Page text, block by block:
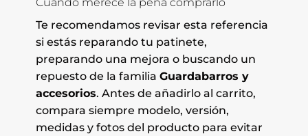
Te recomendamos revisar esta referencia
si estás reparando tu patinete,
preparando una mejora o buscando un
repuesto de la familia Guardabarros y
accesorios. Antes de añadirlo al carrito,
compara siempre modelo, versión,
medidas y fotos del producto para evitar